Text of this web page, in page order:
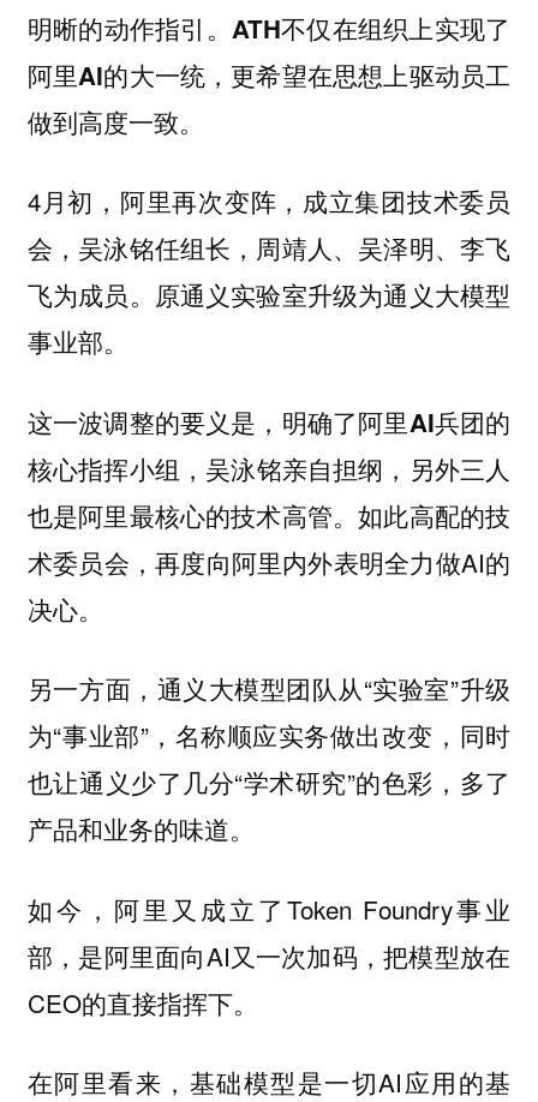
明晰的动作指引。 ATH不仅在组织上实现了
阿里AI的大一统，更希望在思想上驱动员工
做到高度一致。
4月初，阿里再次变阵，成立集团技术委员
会，吴泳铭任组长，周靖人、吴泽明、李飞
飞为成员。原通义实验室升级为通义大模型
事业部。
这一波调整的要义是， 明确了阿里AI兵团的
核心指挥小组， 吴泳铭亲自担纲，另外三人
也是阿里最核心的技术高管。如此高配的技
术委员会，再度向阿里内外表明全力做AI的
决心。
另一方面，通义大模型团队从“实验室”升级
为“事业部”，名称顺应实务做出改变，同时
也让通义少了几分“学术研究”的色彩，多了
产品和业务的味道。
如今，阿里又成立了Token Foundry事业
部，是阿里面向AI又一次加码，把模型放在
CEO的直接指挥下。
在阿里看来，基础模型是一切AI应用的基